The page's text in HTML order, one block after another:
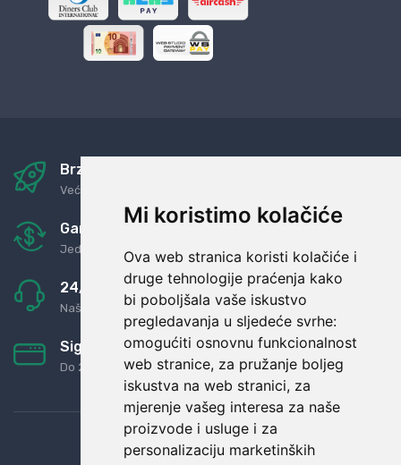
Mi koristimo kolačiće
Ova web stranica koristi kolačiće i
druge tehnologije praćenja kako
bi poboljšala vaše iskustvo
pregledavanja u sljedeće svrhe:
omogućiti osnovnu funkcionalnost
web stranice, za pružanje boljeg
iskustva na web stranici, za
mjerenje vašeg interesa za naše
proizvode i usluge i za
personalizaciju marketinških
Brza i sigurna dostava
Već za nekoliko dana kod vas
Garancija u povrat novaca
Jednostavno pravilo: Roba za novac
24/7 odlična podrška
Naši agenti uvijek na raspolaganju
Sigurno obročno plaćanje
Do 24 rata bez kamata